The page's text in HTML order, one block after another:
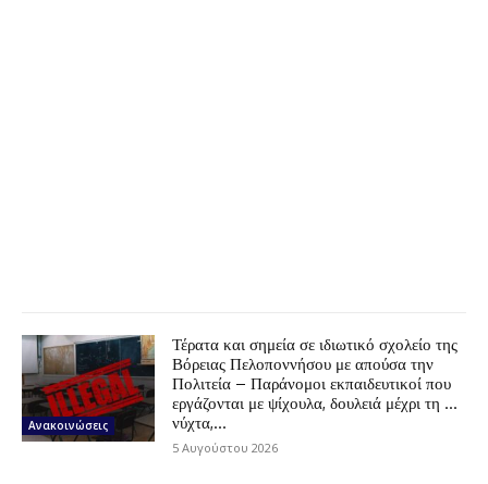
Ανακοινώσεις
Τέρατα και σημεία σε ιδιωτικό σχολείο της
Βόρειας Πελοποννήσου με απούσα την
Πολιτεία – Παράνομοι εκπαιδευτικοί που
εργάζονται με ψίχουλα, δουλειά μέχρι τη …
νύχτα,...
5 Αυγούστου 2026